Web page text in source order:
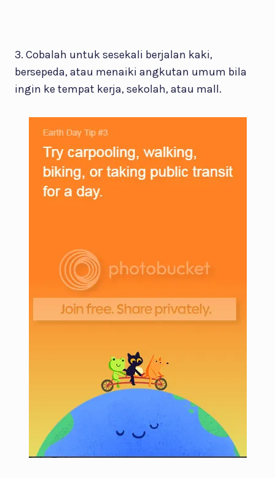
3. Cobalah untuk sesekali berjalan kaki,
bersepeda, atau menaiki angkutan umum bila
ingin ke tempat kerja, sekolah, atau mall.